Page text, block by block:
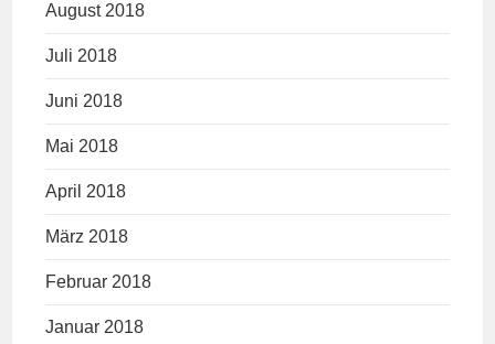
August 2018
Juli 2018
Juni 2018
Mai 2018
April 2018
März 2018
Februar 2018
Januar 2018